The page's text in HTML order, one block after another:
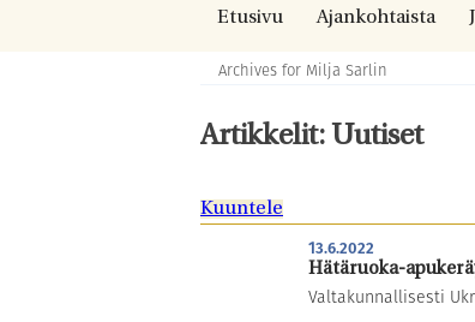
Etusivu Ajankohtaista
Murupolku:
Archives for Milja Sarlin
Artikkelit: Uutiset
Kuuntele
13.6.2022
Hätäruoka-
Valtakunnallisesti